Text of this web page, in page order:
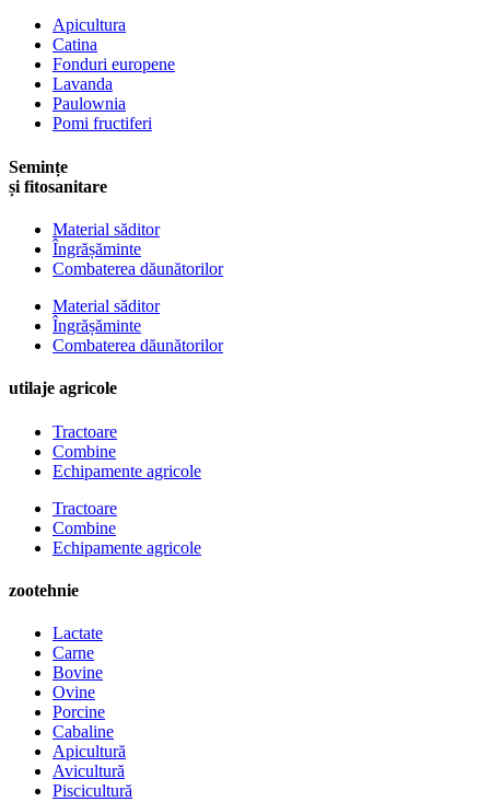
Apicultura
Catina
Fonduri europene
Lavanda
Paulownia
Pomi fructiferi
Semințe
și fitosanitare
Material săditor
Îngrășăminte
Combaterea dăunătorilor
Material săditor
Îngrășăminte
Combaterea dăunătorilor
utilaje agricole
Tractoare
Combine
Echipamente agricole
Tractoare
Combine
Echipamente agricole
zootehnie
Lactate
Carne
Bovine
Ovine
Porcine
Cabaline
Apicultură
Avicultură
Piscicultură